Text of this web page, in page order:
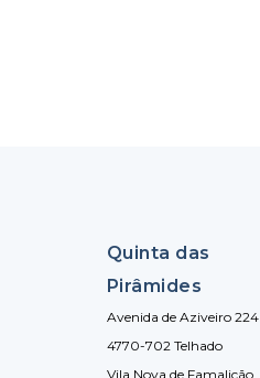
Quinta das
Pirâmides
Avenida de Aziveiro 224
4770-702 Telhado
Vila Nova de Famalicão